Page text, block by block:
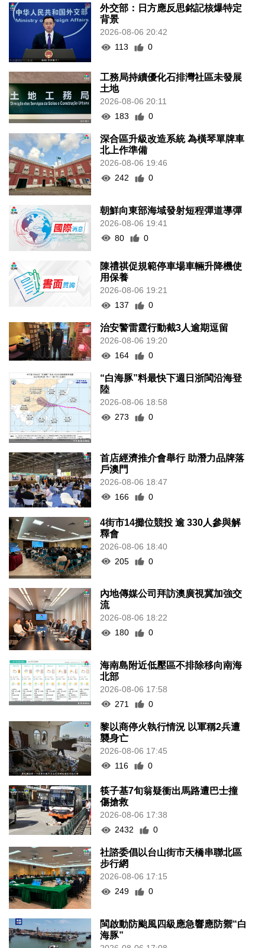
外交部：日方應反思銘記核爆特定
背景
2026-08-06 20:42
113
0
工務局持續優化石排灣社區未發展
土地
2026-08-06 20:11
183
0
深合區升級改造系統 為橫琴單牌車
北上作準備
2026-08-06 19:46
242
0
朝鮮向東部海域發射短程彈道導彈
2026-08-06 19:41
80
0
陳禮祺促規範停車場車輛升降機使
用保養
2026-08-06 19:21
137
0
治安警雷霆行動截3人逾期逗留
2026-08-06 19:20
164
0
“白海豚”料最快下週日浙閩沿海登
陸
2026-08-06 18:58
273
0
首店經濟推介會舉行 助潛力品牌落
戶澳門
2026-08-06 18:47
166
0
4街市14攤位競投 逾 330人參與解
釋會
2026-08-06 18:40
205
0
內地傳媒公司拜訪澳廣視冀加強交
流
2026-08-06 18:22
180
0
海南島附近低壓區不排除移向南海
北部
2026-08-06 17:58
271
0
黎以商停火執行情況 以軍稱2兵遭
襲身亡
2026-08-06 17:45
116
0
筷子基7旬翁疑衝出馬路遭巴士撞
傷搶救
2026-08-06 17:38
2432
0
社諮委倡以台山街市天橋串聯北區
步行網
2026-08-06 17:15
249
0
閩啟動防颱風四級應急響應防禦“白
海豚”